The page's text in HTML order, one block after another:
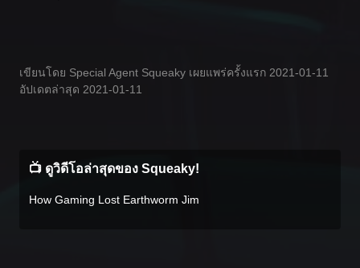
เขียนโดย Special Agent Squeaky เผยแพร่ครั้งแรก 2021-01-11
อัปเดตล่าสุด 2021-01-11
📺 ดูวิดีโอล่าสุดของ Squeaky!
How Gaming Lost Earthworm Jim